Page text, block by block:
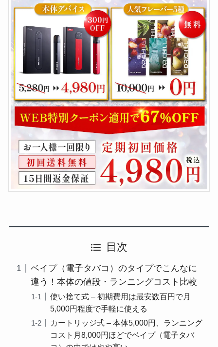
目次
ベイプ（電子タバコ）のタイプでこんなに
違う！本体の値段・ランニングコスト比較
使い捨て式 – 初期費用は最安数百円で月
5,000円程度で手軽に使える
カートリッジ式 – 本体5,000円、ランニング
コスト月8,000円ほどでベイプ（電子タバ